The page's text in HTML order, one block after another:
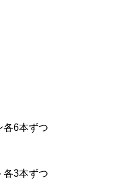
各6本ずつ
各3本ずつ